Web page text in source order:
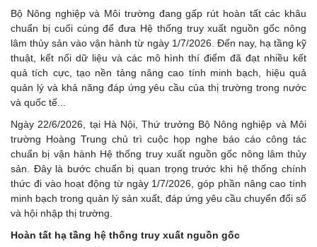
Bộ Nông nghiệp và Môi trường đang gấp rút hoàn tất các khâu
chuẩn bị cuối cùng để đưa Hệ thống truy xuất nguồn gốc nông
lâm thủy sản vào vận hành từ ngày 1/7/2026. Đến nay, hạ tầng kỹ
thuật, kết nối dữ liệu và các mô hình thí điểm đã đạt nhiều kết
quả tích cực, tạo nền tảng nâng cao tính minh bạch, hiệu quả
quản lý và khả năng đáp ứng yêu cầu của thị trường trong nước
và quốc tế...
Ngày 22/6/2026, tại Hà Nội, Thứ trưởng Bộ Nông nghiệp và Môi
trường Hoàng Trung chủ trì cuộc họp nghe báo cáo công tác
chuẩn bị vận hành Hệ thống truy xuất nguồn gốc nông lâm thủy
sản. Đây là bước chuẩn bị quan trọng trước khi hệ thống chính
thức đi vào hoạt động từ ngày 1/7/2026, góp phần nâng cao tính
minh bạch trong quản lý sản xuất, đáp ứng yêu cầu chuyển đổi số
và hội nhập thị trường.
Hoàn tất hạ tầng hệ thống truy xuất nguồn gốc